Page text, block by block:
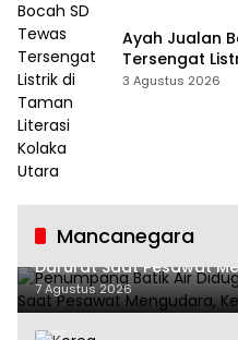
Ayah Jualan
Tersengat
Utara
3 Agustus 2026
Mancanegara
Penumpang Batik Air
Darurat Saat Pesawat
di Dalam Kabin
7 Agustus 2026